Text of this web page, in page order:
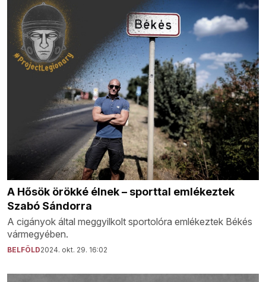
A Hősök örökké élnek – sporttal emlékeztek
Szabó Sándorra
A cigányok által meggyilkolt sportolóra emlékeztek Békés
vármegyében.
BELFÖLD2024. okt. 29. 16:02